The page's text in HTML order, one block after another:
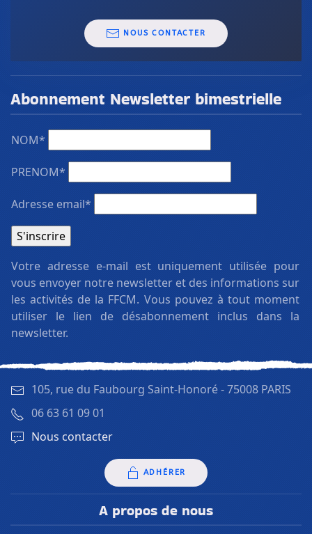
NOUS CONTACTER
Abonnement Newsletter bimestrielle
NOM*
PRENOM*
Adresse email*
Votre adresse e-mail est uniquement utilisée pour
vous envoyer notre newsletter et des informations sur
les activités de la FFCM. Vous pouvez à tout moment
utiliser le lien de désabonnement inclus dans la
newsletter.
105, rue du Faubourg Saint-Honoré -75008 PARIS
06 63 61 09 01
Nous contacter
ADHÉRER
A propos de nous